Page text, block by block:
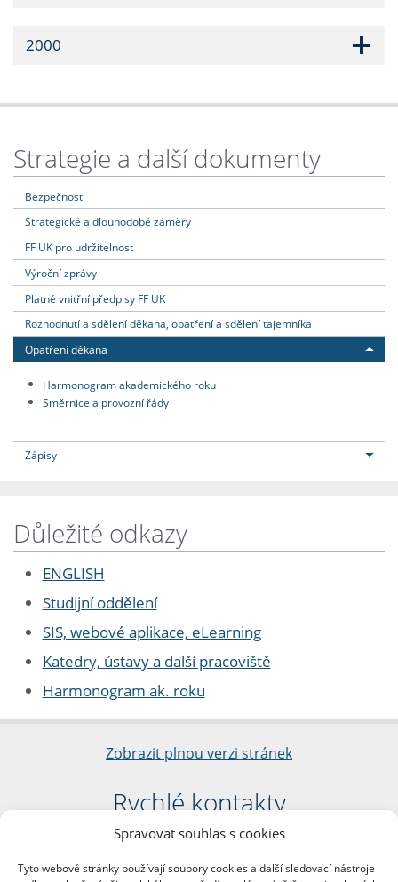
Spravovat souhlas s cookies
Tyto webové stránky používají soubory cookies a další sledovací nástroje
2000
Strategie a další dokumenty
Bezpečnost
Strategické a dlouhodobé záměry
FF UK pro udržitelnost
Výroční zprávy
Platné vnitřní předpisy FF UK
Rozhodnutí a sdělení děkana, opatření a sdělení tajemníka
Opatření děkana
Harmonogram akademického roku
Směrnice a provozní řády
Zápisy
Důležité odkazy
ENGLISH
Studijní oddělení
SIS, webové aplikace, eLearning
Katedry, ústavy a další pracoviště
Harmonogram ak. roku
Zobrazit plnou verzi stránek
Rychlé kontakty
Filozofická fakulta
nám. Jana Palacha 1/2